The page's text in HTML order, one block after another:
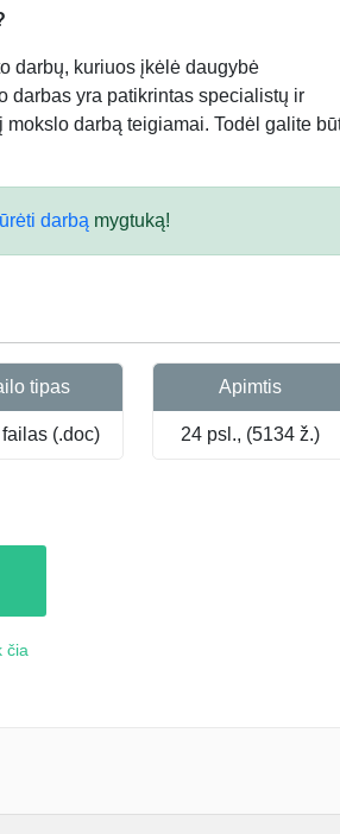
darbų, kuriuos įkėlė daugybė
darbas yra patikrintas specialistų ir
darbą teigiamai. Todėl galite
darbąmygtuką!
tipas
(.doc)
Apimtis
24 psl., (5134 ž.)
čia